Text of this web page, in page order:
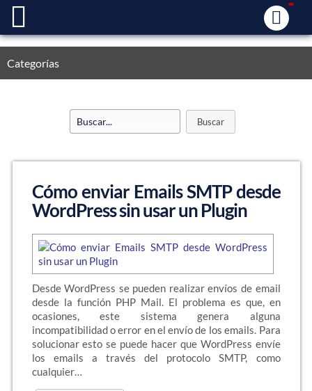
Categorías
Cómo enviar Emails SMTP desde
WordPress sin usar un Plugin
Desde WordPress se pueden realizar envíos de email
desde la función PHP Mail. El problema es que, en
ocasiones, este sistema genera alguna
incompatibilidad o error en el envío de los emails. Para
solucionar esto se puede hacer que WordPress envíe
los emails a través del protocolo SMTP, como
cualquier…